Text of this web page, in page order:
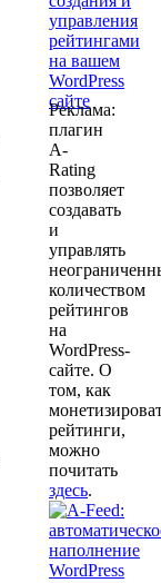
Реклама:
плагин
A-
Rating
позволяет
создавать
и
управлять
количеством
рейтингов
на
WordPress-
сайте. О
том, как
рейтинги,
можно
почитать
здесь.